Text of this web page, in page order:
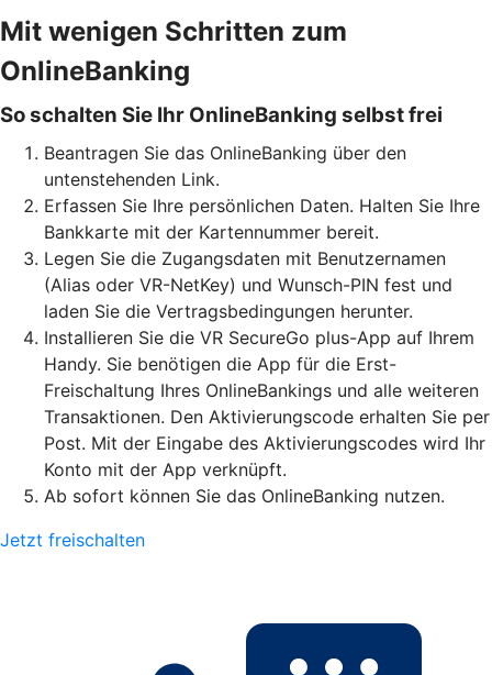
Mit wenigen Schritten zum
OnlineBanking
So schalten Sie Ihr OnlineBanking selbst frei
Beantragen Sie das OnlineBanking über den
untenstehenden Link.
Erfassen Sie Ihre persönlichen Daten. Halten Sie Ihre
Bankkarte mit der Kartennummer bereit.
Legen Sie die Zugangsdaten mit Benutzernamen
(Alias oder VR-NetKey) und Wunsch-PIN fest und
laden Sie die Vertragsbedingungen herunter.
Installieren Sie die VR SecureGo plus-App auf Ihrem
Handy. Sie benötigen die App für die Erst-
Freischaltung Ihres OnlineBankings und alle weiteren
Transaktionen. Den Aktivierungscode erhalten Sie per
Post. Mit der Eingabe des Aktivierungscodes wird Ihr
Konto mit der App verknüpft.
Ab sofort können Sie das OnlineBanking nutzen.
Jetzt freischalten